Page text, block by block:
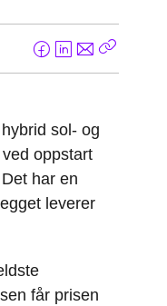
F
e
o
k
L
k
d
I
n
E
sol- og
oppstart
har en
leverer
får prisen